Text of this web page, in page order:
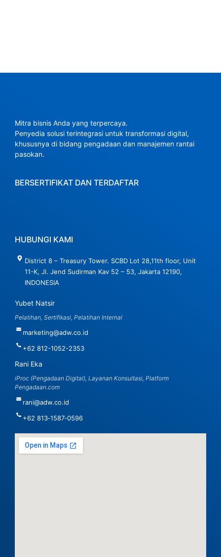
Mitra bisnis Anda yang terpercaya.
Penyedia solusi terintegrasi untuk transformasi digital,
khususnya di bidang pengadaan dan manajemen rantai
pasokan.
BERSERTIFIKAT DAN TERDAFTAR
HUBUNGI KAMI
District 8 – Treasury Tower. SCBD Lot 28,11th floor, Unit
11-K, Jl. Jend Sudirman Kav 52 – 53, Jakarta 12190,
INDONESIA
Yubet Natsir
Pelatihan, Sertifikasi, Pelatihan Internal
marketing@adw.co.id
+62 812-1052-2353
Rani Eka
iProc (Pengadaan Digital), Layanan Konsultasi, Platform
Pengadaan.com
rani@adw.co.id
‪+62 813‑1587‑0596‬